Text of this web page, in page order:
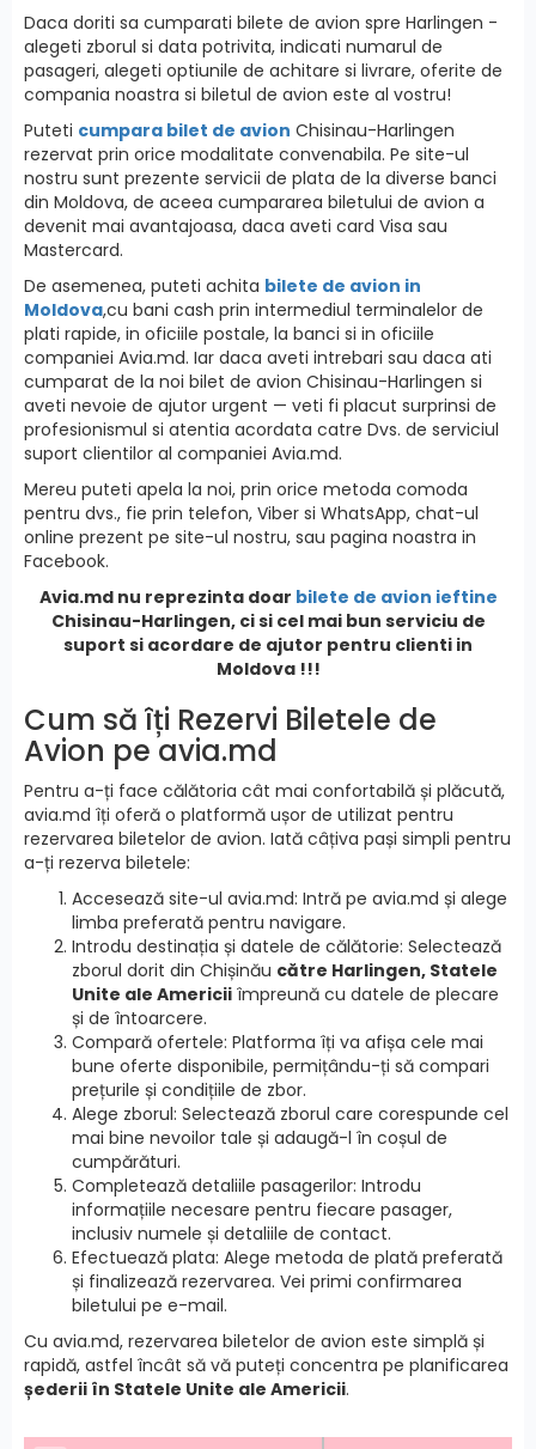
Daca doriti sa cumparati bilete de avion spre Harlingen -
alegeti zborul si data potrivita, indicati numarul de
pasageri, alegeti optiunile de achitare si livrare, oferite de
compania noastra si biletul de avion este al vostru!
Puteti cumpara bilet de avion Chisinau-Harlingen
rezervat prin orice modalitate convenabila. Pe site-ul
nostru sunt prezente servicii de plata de la diverse banci
din Moldova, de aceea cumpararea biletului de avion a
devenit mai avantajoasa, daca aveti card Visa sau
Mastercard.
De asemenea, puteti achita bilete de avion in
Moldova,cu bani cash prin intermediul terminalelor de
plati rapide, in oficiile postale, la banci si in oficiile
companiei Avia.md. Iar daca aveti intrebari sau daca ati
cumparat de la noi bilet de avion Chisinau-Harlingen si
aveti nevoie de ajutor urgent — veti fi placut surprinsi de
profesionismul si atentia acordata catre Dvs. de serviciul
suport clientilor al companiei Avia.md.
Mereu puteti apela la noi, prin orice metoda comoda
pentru dvs., fie prin telefon, Viber si WhatsApp, chat-ul
online prezent pe site-ul nostru, sau pagina noastra in
Facebook.
Avia.md nu reprezinta doar bilete de avion ieftine
Chisinau-Harlingen, ci si cel mai bun serviciu de
suport si acordare de ajutor pentru clienti in
Moldova !!!
Cum să îți Rezervi Biletele de
Avion pe avia.md
Pentru a-ți face călătoria cât mai confortabilă și plăcută,
avia.md îți oferă o platformă ușor de utilizat pentru
rezervarea biletelor de avion. Iată câțiva pași simpli pentru
a-ți rezerva biletele:
Accesează site-ul avia.md: Intră pe avia.md și alege
limba preferată pentru navigare.
Introdu destinația și datele de călătorie: Selectează
zborul dorit din Chișinău către Harlingen, Statele
Unite ale Americii împreună cu datele de plecare
și de întoarcere.
Compară ofertele: Platforma îți va afișa cele mai
bune oferte disponibile, permițându-ți să compari
prețurile și condițiile de zbor.
Alege zborul: Selectează zborul care corespunde cel
mai bine nevoilor tale și adaugă-l în coșul de
cumpărături.
Completează detaliile pasagerilor: Introdu
informațiile necesare pentru fiecare pasager,
inclusiv numele și detaliile de contact.
Efectuează plata: Alege metoda de plată preferată
și finalizează rezervarea. Vei primi confirmarea
biletului pe e-mail.
Cu avia.md, rezervarea biletelor de avion este simplă și
rapidă, astfel încât să vă puteți concentra pe planificarea
șederii în Statele Unite ale Americii.